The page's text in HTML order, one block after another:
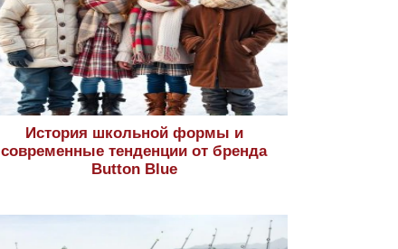
История школьной формы и
современные тенденции от бренда
Button Blue